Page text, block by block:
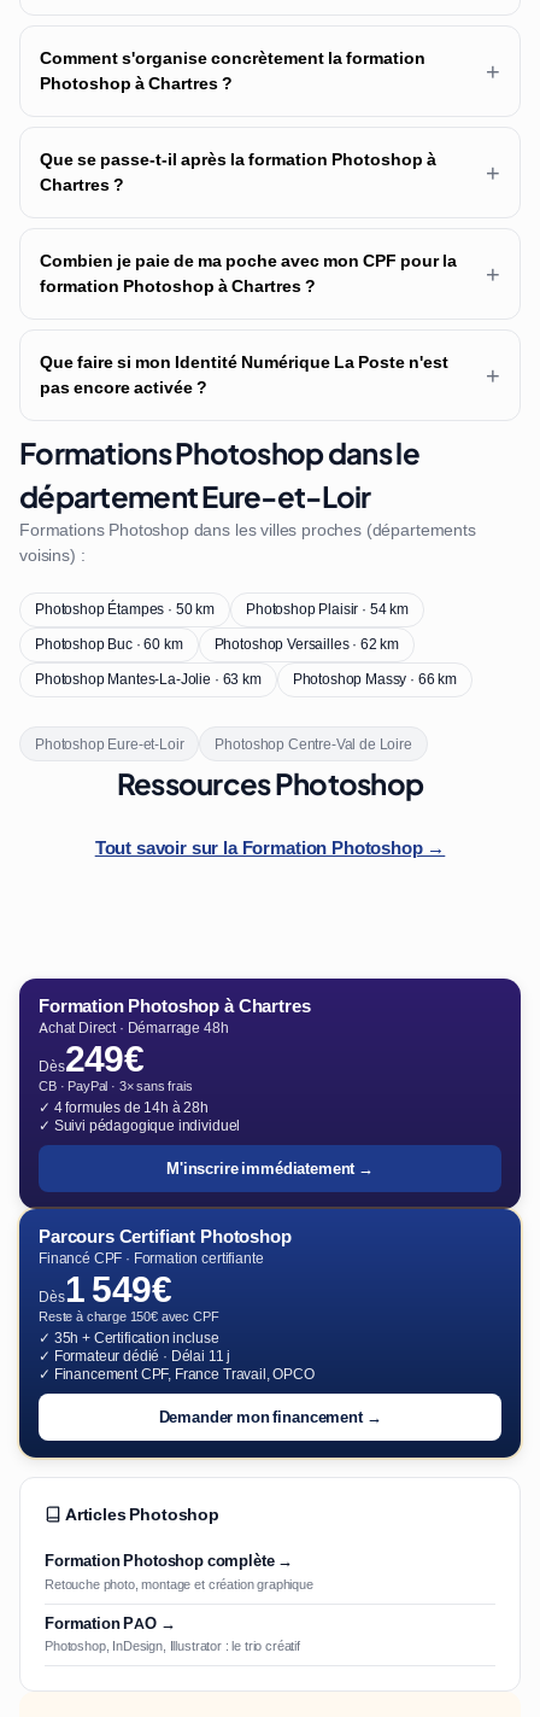
Comment s'organise concrètement la formation
Photoshop à Chartres ?
+
Que se passe-t-il après la formation Photoshop à
Chartres ?
+
Combien je paie de ma poche avec mon CPF pour la
formation Photoshop à Chartres ?
+
Que faire si mon Identité Numérique La Poste n'est
pas encore activée ?
+
Formations Photoshop dans le
département Eure-et-Loir
Formations Photoshop dans les villes proches (départements
voisins) :
Photoshop Étampes · 50 km
Photoshop Plaisir · 54 km
Photoshop Buc · 60 km
Photoshop Versailles · 62 km
Photoshop Mantes-La-Jolie · 63 km
Photoshop Massy · 66 km
Photoshop Eure-et-Loir Photoshop Centre-Val de Loire
Ressources Photoshop
Tout savoir sur la Formation Photoshop →
Formation Photoshop à Chartres
Achat Direct · Démarrage 48h
Dès249€
CB · PayPal · 3× sans frais
✓ 4 formules de 14h à 28h
✓ Suivi pédagogique individuel
M'inscrire immédiatement →
Parcours Certifiant Photoshop
Financé CPF · Formation certifiante
Dès1 549€
Reste à charge 150€ avec CPF
✓ 35h + Certification incluse
✓ Formateur dédié · Délai 11 j
✓ Financement CPF, France Travail, OPCO
Demander mon financement →
Articles Photoshop
Formation Photoshop complète →
Retouche photo, montage et création graphique
Formation PAO →
Photoshop, InDesign, Illustrator : le trio créatif